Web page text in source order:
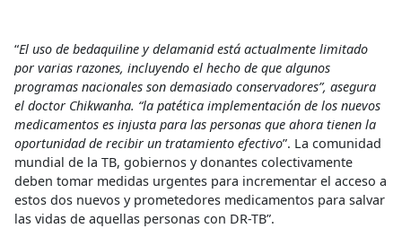
“El uso de bedaquiline y delamanid está actualmente limitado
por varias razones, incluyendo el hecho de que algunos
programas nacionales son demasiado conservadores”, asegura
el doctor Chikwanha. “la patética implementación de los nuevos
medicamentos es injusta para las personas que ahora tienen la
oportunidad de recibir un tratamiento efectivo”. La comunidad
mundial de la TB, gobiernos y donantes colectivamente
deben tomar medidas urgentes para incrementar el acceso a
estos dos nuevos y prometedores medicamentos para salvar
las vidas de aquellas personas con DR-TB”.